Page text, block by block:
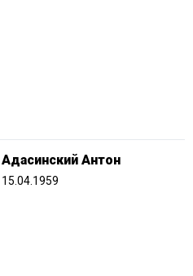
Адасинский Антон
15.04.1959